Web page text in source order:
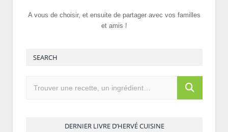
A vous de choisir, et ensuite de partager avec vos familles
et amis !
SEARCH
DERNIER LIVRE D’HERVÉ CUISINE